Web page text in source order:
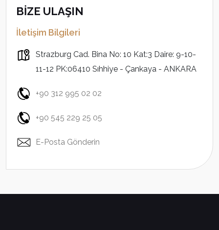
BİZE ULAŞIN
İletişim Bilgileri
Strazburg Cad. Bina No: 10 Kat:3 Daire: 9-10-
11-12 PK:06410 Sıhhiye - Çankaya - ANKARA
+90 312 995 02 02
+90 545 229 25 05
E-Posta Gönderin